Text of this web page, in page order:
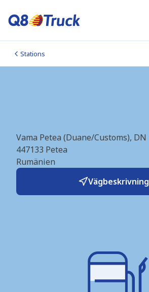
Stations
Vama Petea (Duane/Customs), DN
447133 Petea
Rumänien
Vägbeskrivning